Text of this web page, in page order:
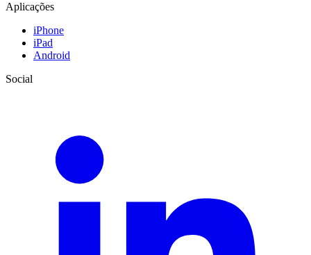
Aplicações
iPhone
iPad
Android
Social